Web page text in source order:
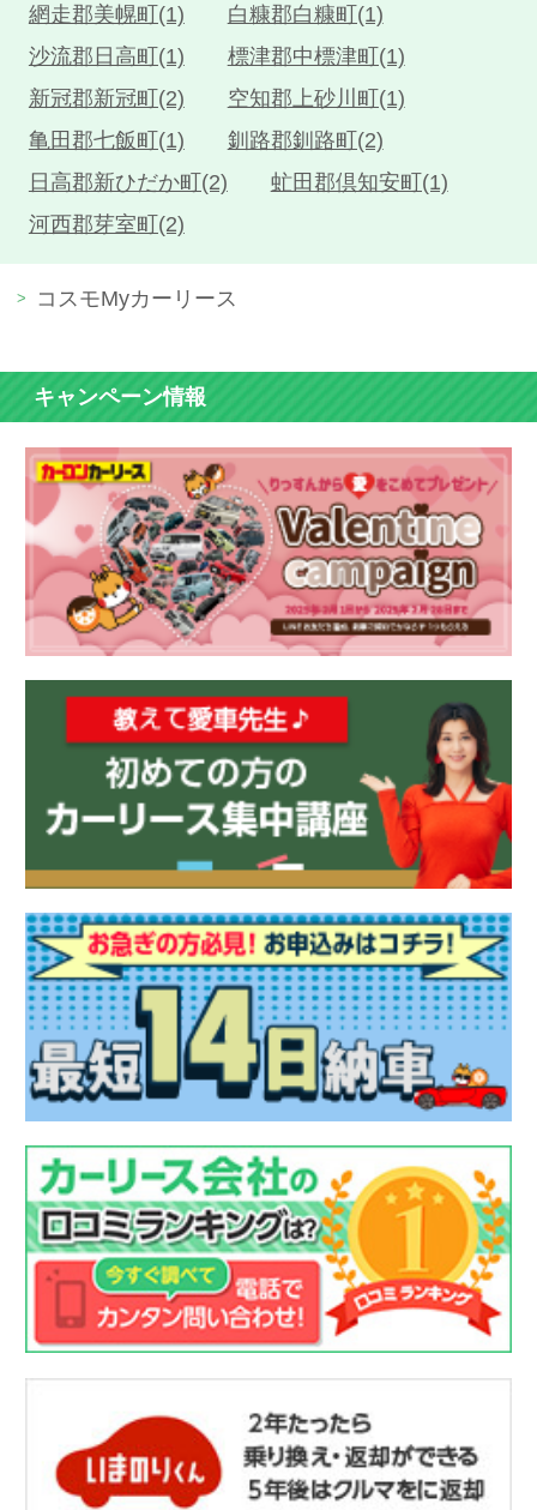
網走郡美幌町(1)
白糠郡白糠町(1)
沙流郡日高町(1)
標津郡中標津町(1)
新冠郡新冠町(2)
空知郡上砂川町(1)
亀田郡七飯町(1)
釧路郡釧路町(2)
日高郡新ひだか町(2)
虻田郡倶知安町(1)
河西郡芽室町(2)
コスモMyカーリース
キャンペーン情報